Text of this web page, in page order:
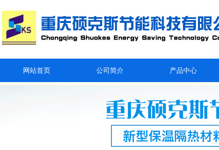
网站首页 公司简介 产品中心